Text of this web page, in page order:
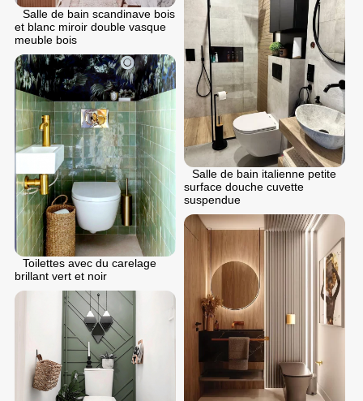
Salle de bain scandinave bois
et blanc miroir double vasque
meuble bois
Salle de bain italienne petite
surface douche cuvette
suspendue
Toilettes avec du carelage
brillant vert et noir